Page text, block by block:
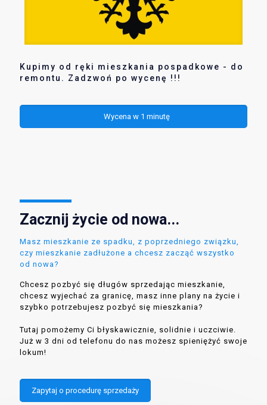
Kupimy od ręki mieszkania pospadkowe - do
remontu. Zadzwoń po wycenę !!!
Wycena w 1 minutę
Zacznij życie od nowa...
Masz mieszkanie ze spadku, z poprzedniego związku,
czy mieszkanie zadłużone a chcesz zacząć wszystko
od nowa?
Chcesz pozbyć się długów sprzedając mieszkanie,
chcesz wyjechać za granicę, masz inne plany na życie i
szybko potrzebujesz pozbyć się mieszkania?
Tutaj pomożemy Ci błyskawicznie, solidnie i uczciwie.
Już w 3 dni od telefonu do nas możesz spieniężyć swoje
lokum!
Zapytaj o procedurę sprzedaży